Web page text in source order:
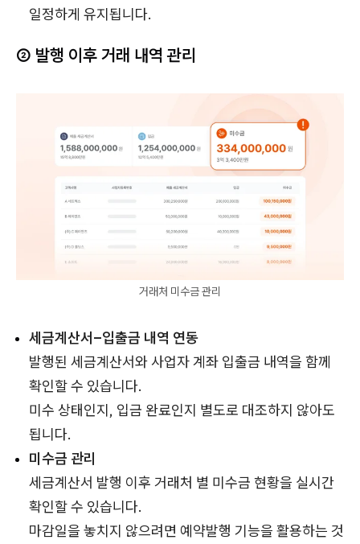
일정하게 유지됩니다.
② 발행 이후 거래 내역 관리
거래처 미수금 관리
세금계산서–입출금 내역 연동
발행된 세금계산서와 사업자 계좌 입출금 내역을 함께
확인할 수 있습니다.
미수 상태인지, 입금 완료인지 별도로 대조하지 않아도
됩니다.
미수금 관리
세금계산서 발행 이후 거래처 별 미수금 현황을 실시간
확인할 수 있습니다.
마감일을 놓치지 않으려면 예약발행 기능을 활용하는 것